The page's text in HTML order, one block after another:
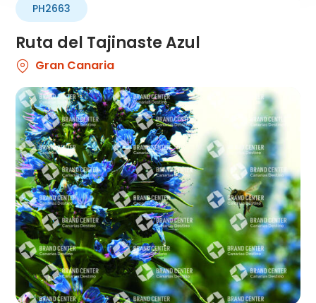
Ruta del Tajinaste Azul
PH2663
Gran Canaria